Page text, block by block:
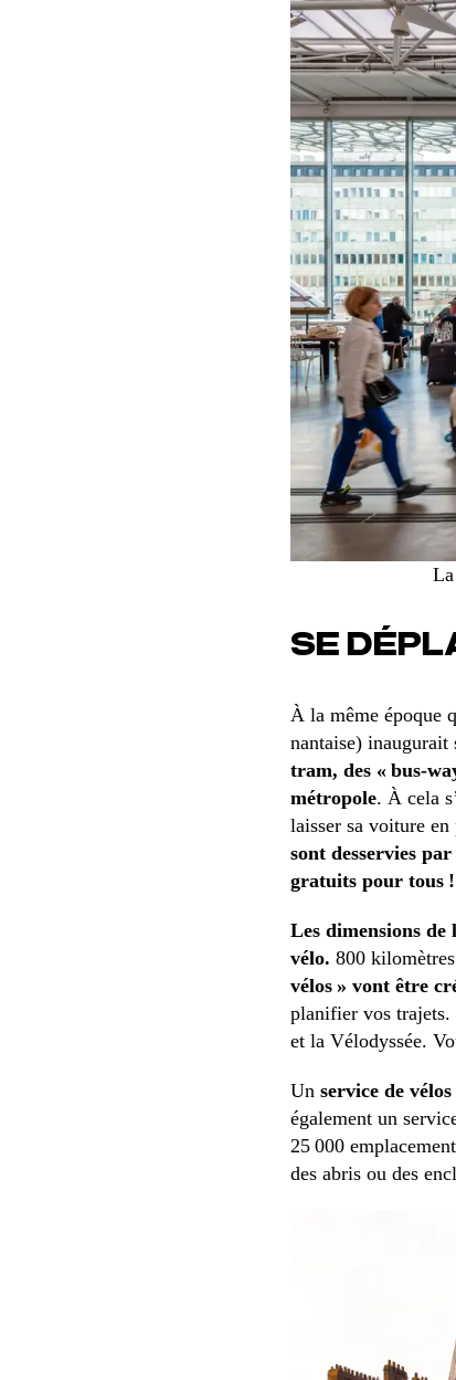
SE
À la même époque
nantaise) inaugurait
tram, des « bus-
métropole. À cela
laisser sa voiture
sont desservies
gratuits pour tous !
Les dimensions
vélo. 800
vélos » vont être
planifier vos trajets.
et la Vélodyssée.
Un service de
également un
25 000
des abris ou des